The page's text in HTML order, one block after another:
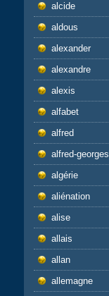
alcide
aldous
alexander
alexandre
alexis
alfabet
alfred
alfred-georges
algérie
aliénation
alise
allais
allan
allemagne